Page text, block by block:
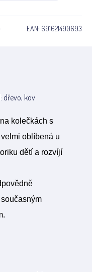
EAN: 691621490693
dřevo, kov
kolečkách s
oblíbená u
dětí a rozvíjí